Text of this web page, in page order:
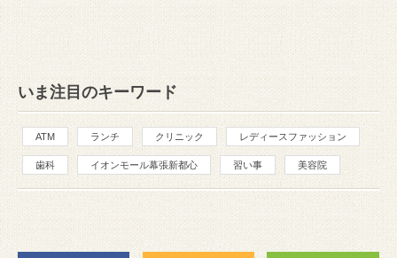
いま注目のキーワード
ATM ランチ クリニック レディースファッション
歯科 イオンモール幕張新都心 習い事 美容院